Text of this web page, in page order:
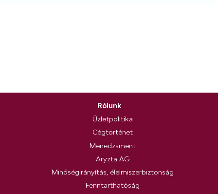
Rólunk
Üzletpolitika
Cégtörténet
Menedzsment
Aryzta AG
Minőségirányítás, élelmiszerbiztonság
Fenntarthatóság